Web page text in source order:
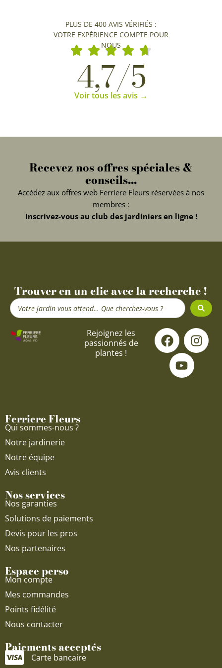
PLUS DE 400 AVIS VÉRIFIÉS :
VOTRE EXPÉRIENCE COMPTE POUR
NOUS
4,7/5
Voir tous les avis →
Recevez nos offres spéciales &
conseils...
Accédez aux offres web Ferriere Fleurs réservées à nos
membres :
Inscrivez-vous au club des jardiniers en ligne !
Trouver en un clic avec la recherche !
Search
...
Rejoignez les
passionnés de
plantes !
F
a
c
e
I
n
s
Y
o
u
t
u
Ferriere Fleurs
Qui sommes-nous ?
Notre jardinerie
Notre équipe
Avis clients
Nos services
Nos garanties
Solutions de paiements
Devis pour les pros
Nos partenaires
Espace perso
Mon compte
Mes commandes
Points fidélité
Nous contacter
Paiements acceptés
Carte bancaire